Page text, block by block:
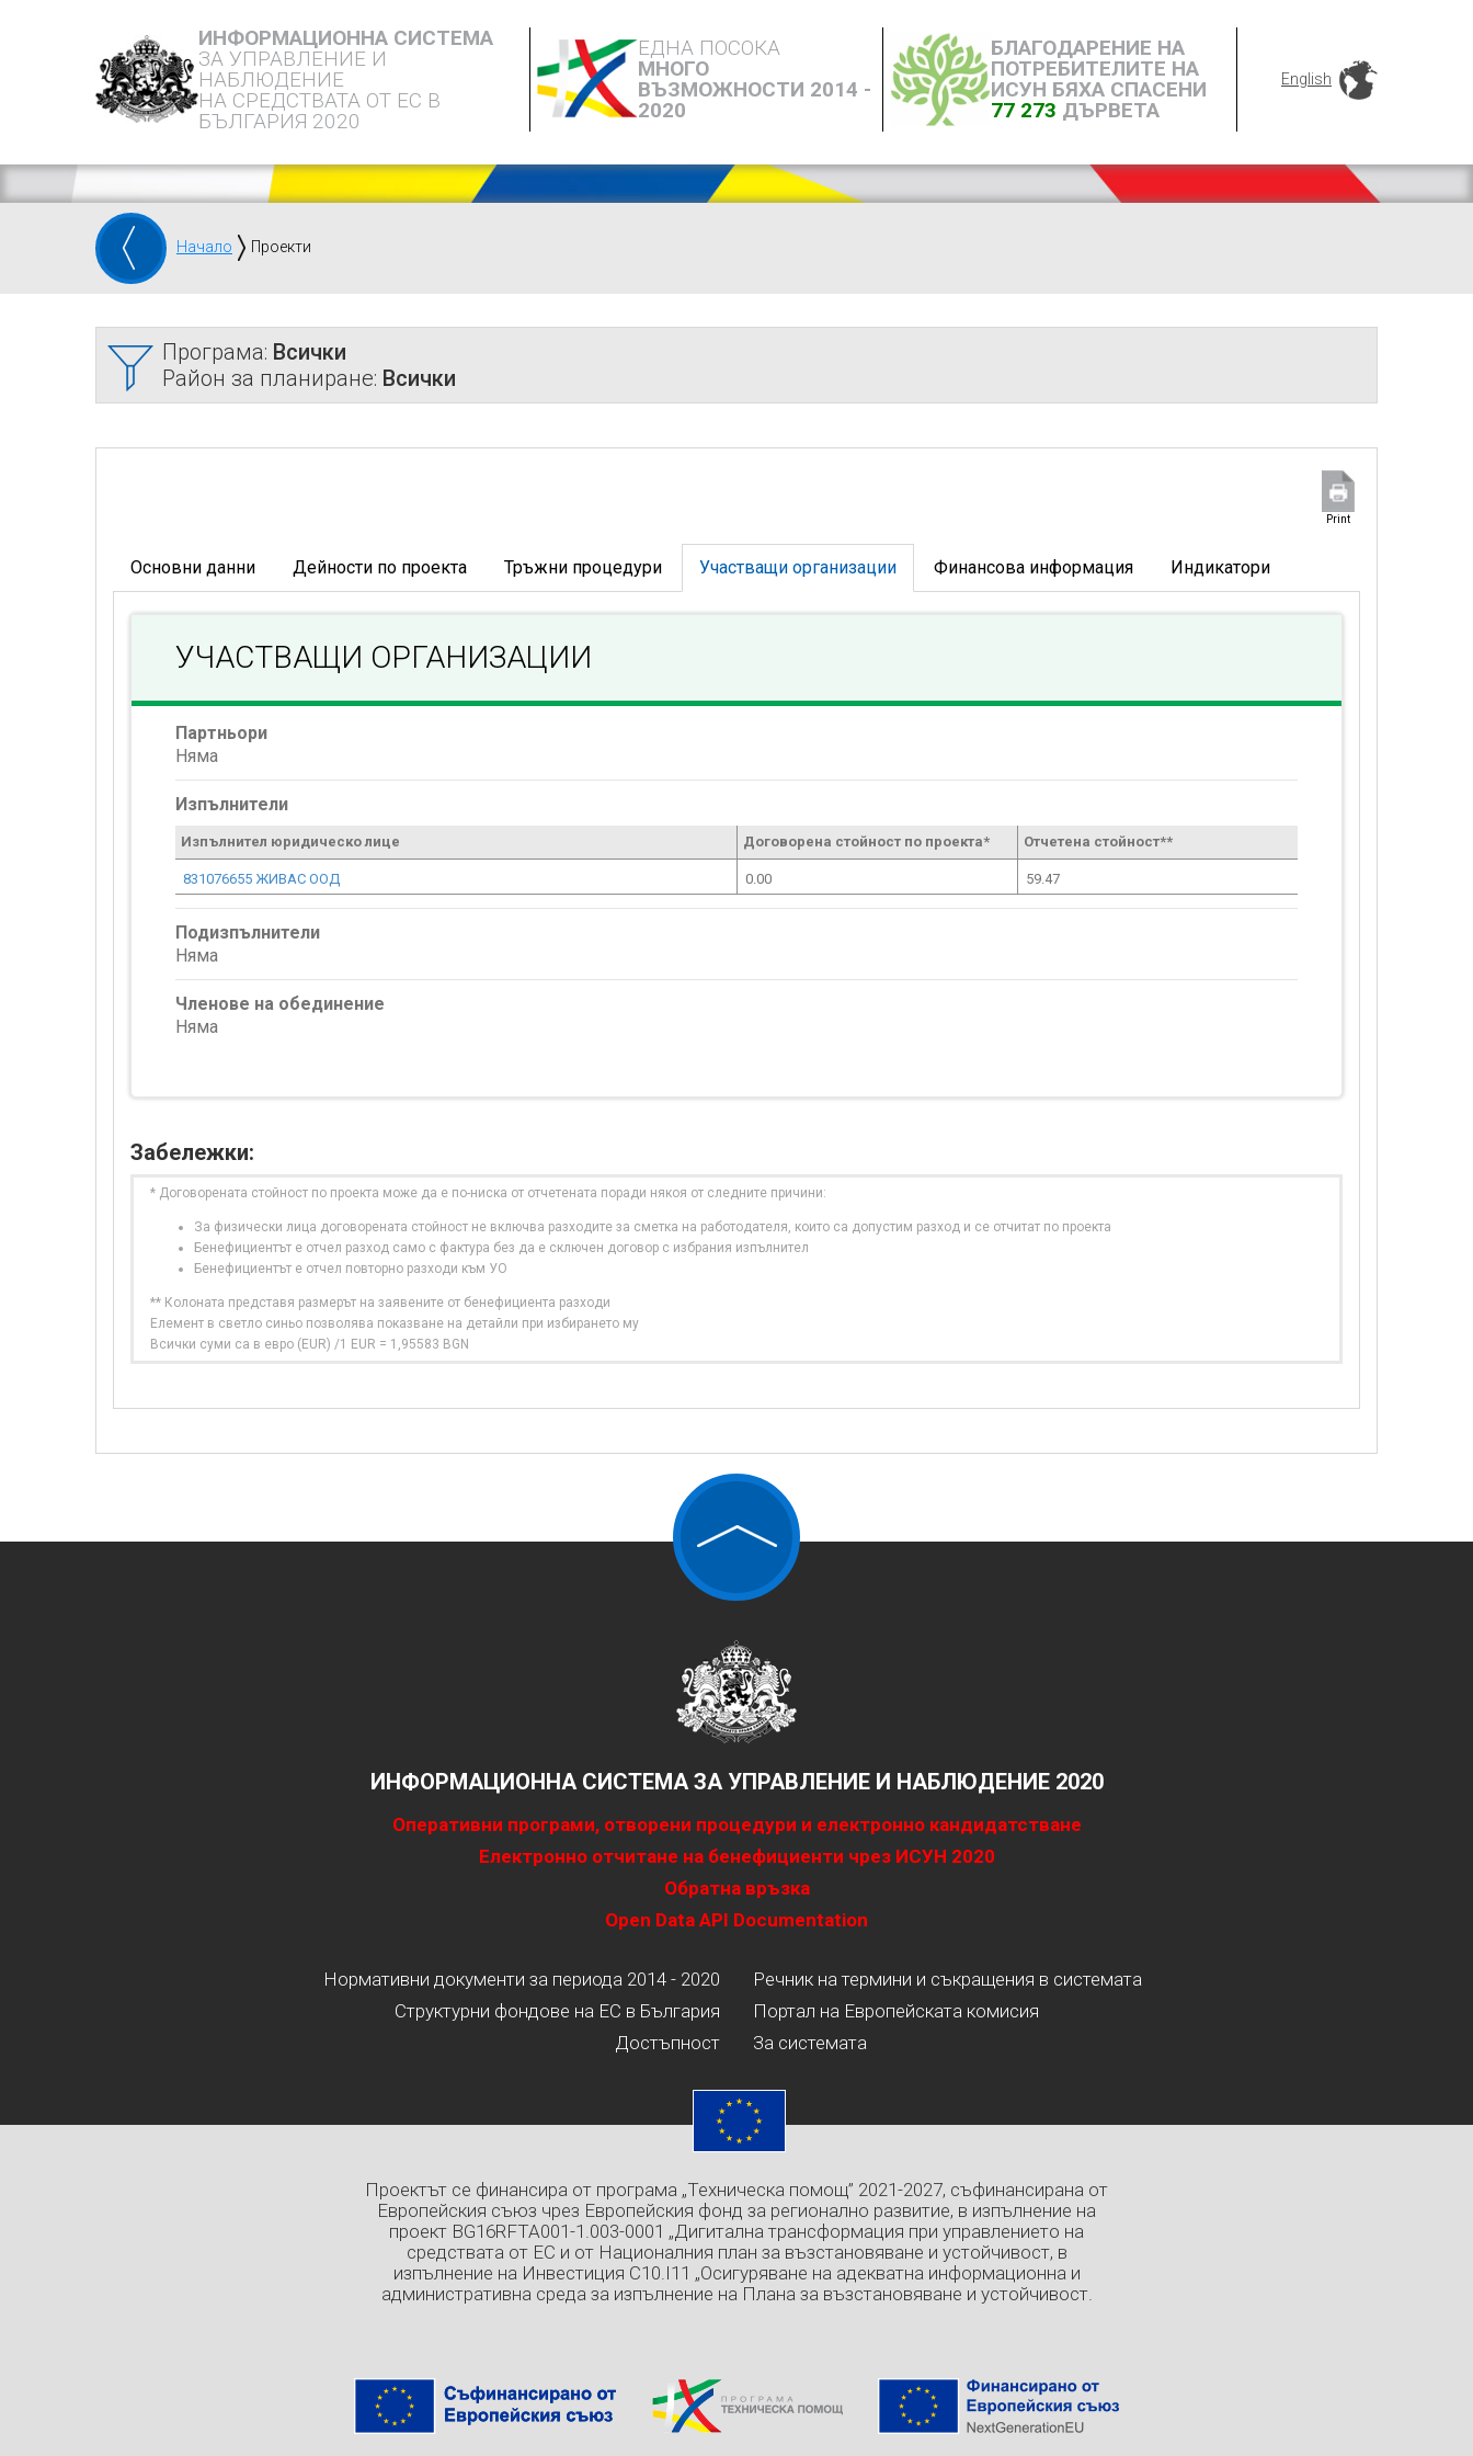
ИНФОРМАЦИОННА СИСТЕМА
ЗА УПРАВЛЕНИЕ И
НАБЛЮДЕНИЕ
НА СРЕДСТВАТА ОТ ЕС В
БЪЛГАРИЯ 2020
ЕДНА ПОСОКА
МНОГО
ВЪЗМОЖНОСТИ 2014 -
2020
БЛАГОДАРЕНИЕ НА
ПОТРЕБИТЕЛИТЕ НА
ИСУН БЯХА СПАСЕНИ
77 273 ДЪРВЕТА
English
Начало Проекти
Програма: Всички
Район за планиране: Всички
Print
Основни данни Дейности по проекта Тръжни процедури Участващи организации Финансова информация Индикатори
УЧАСТВАЩИ ОРГАНИЗАЦИИ
Партньори
Няма
Изпълнители
Изпълнител юридическо лице Договорена стойност по проекта* Отчетена стойност**
831076655 ЖИВАС ООД 0.00 59.47
Подизпълнители
Няма
Членове на обединение
Няма
Забележки:
* Договорената стойност по проекта може да е по-ниска от отчетената поради някоя от следните причини:
За физически лица договорената стойност не включва разходите за сметка на работодателя, които са допустим разход и се отчитат по проекта
Бенефициентът е отчел разход само с фактура без да е сключен договор с избрания изпълнител
Бенефициентът е отчел повторно разходи към УО
** Колоната представя размерът на заявените от бенефициента разходи
Елемент в светло синьо позволява показване на детайли при избирането му
Всички суми са в евро (EUR) /1 EUR = 1,95583 BGN
ИНФОРМАЦИОННА СИСТЕМА ЗА УПРАВЛЕНИЕ И НАБЛЮДЕНИЕ 2020
Оперативни програми, отворени процедури и електронно кандидатстване
Електронно отчитане на бенефициенти чрез ИСУН 2020
Обратна връзка
Open Data API Documentation
Нормативни документи за периода 2014 - 2020
Структурни фондове на ЕС в България
Достъпност
Речник на термини и съкращения в системата
Портал на Европейската комисия
За системата
Проектът се финансира от програма „Техническа помощ” 2021-2027, съфинансирана от
Европейския съюз чрез Европейския фонд за регионално развитие, в изпълнение на
проект BG16RFTA001-1.003-0001 „Дигитална трансформация при управлението на
средствата от ЕС и от Националния план за възстановяване и устойчивост, в
изпълнение на Инвестиция C10.I11 „Осигуряване на адекватна информационна и
административна среда за изпълнение на Плана за възстановяване и устойчивост.